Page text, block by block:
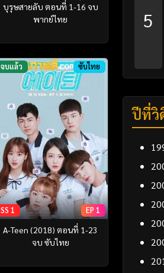
บุรุษสายลับ ตอนที่ 1-16 จบ
พากย์ไทย
จบแล้ว ซับไทย
SS 1 EP 1
A-Teen (2018) ตอนที่ 1-23
จบ ซับไทย
5
ปีที่วิ